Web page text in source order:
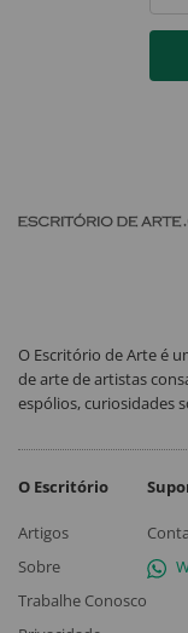
O Escritório de Arte é
de arte de artistas
espólios, curiosidades
O Escritório
Artigos
Sobre
Trabalhe Conosco